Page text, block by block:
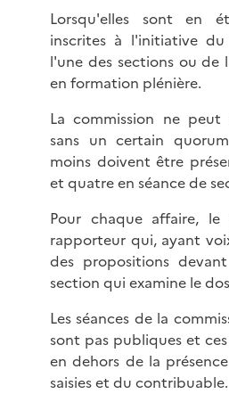
Lorsqu'elles sont en
inscrites à l'initiative
l'une des sections ou de
en formation plénière.
La commission ne peut
sans un certain
moins doivent être
et quatre en séance de
Pour chaque affaire,
rapporteur qui, ayant
des propositions
section qui examine le
Les séances de la
sont pas publiques et
en dehors de la
saisies et du contribuable.